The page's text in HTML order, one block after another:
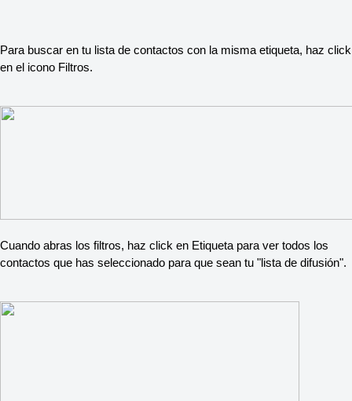
Para buscar en tu lista de contactos con la misma etiqueta, haz click
en el icono Filtros.
Cuando abras los filtros, haz click en Etiqueta para ver todos los
contactos que has seleccionado para que sean tu "lista de difusión".